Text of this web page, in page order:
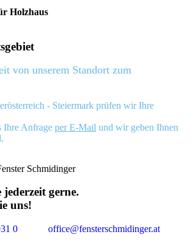
Holzhaus
von unserem Standort zum
- Steiermark prüfen wir Ihre
Ihre Anfrage per E-Mail und wir geben Ihnen
gerne.
uns!
0 office@fensterschmidinger.at